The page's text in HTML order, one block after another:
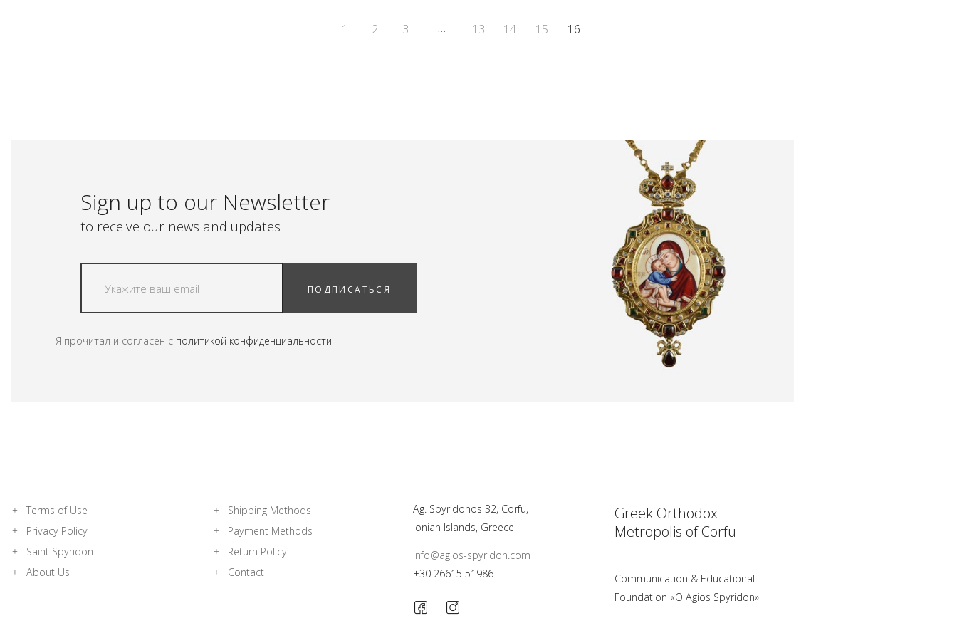
1 2 3 … 13 14 15 16
Sign up to our Newsletter
to receive our news and updates
ПОДПИСАТЬСЯ
Я прочитал и согласен с политикой конфиденциальности
Terms of Use
Privacy Policy
Saint Spyridon
About Us
Shipping Methods
Payment Methods
Return Policy
Contact
Ag. Spyridonos 32, Corfu,
Ionian Islands, Greece
info@agios-spyridon.com
+30 26615 51986
Greek Orthodox
Metropolis of Corfu
Communication & Educational
Foundation «O Agios Spyridon»